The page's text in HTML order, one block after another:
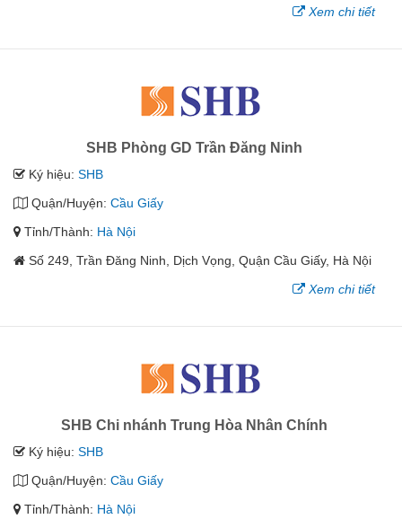
Xem chi tiết
SHB Phòng GD Trần Đăng Ninh
Ký hiệu: SHB
Quận/Huyện: Cầu Giấy
Tỉnh/Thành: Hà Nội
Số 249, Trần Đăng Ninh, Dịch Vọng, Quận Cầu Giấy, Hà Nội
Xem chi tiết
SHB Chi nhánh Trung Hòa Nhân Chính
Ký hiệu: SHB
Quận/Huyện: Cầu Giấy
Tỉnh/Thành: Hà Nội